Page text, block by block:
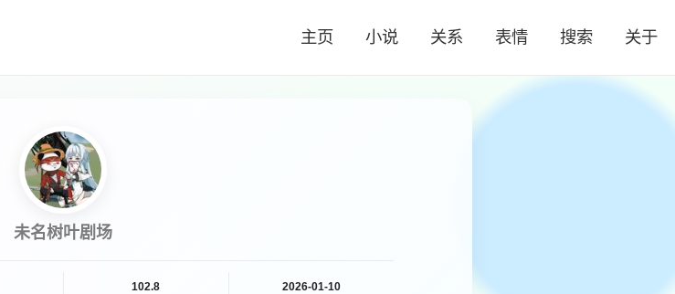
主页 小说 关系 表情 搜索 关于
未名树叶剧场
102.8 2026-01-10